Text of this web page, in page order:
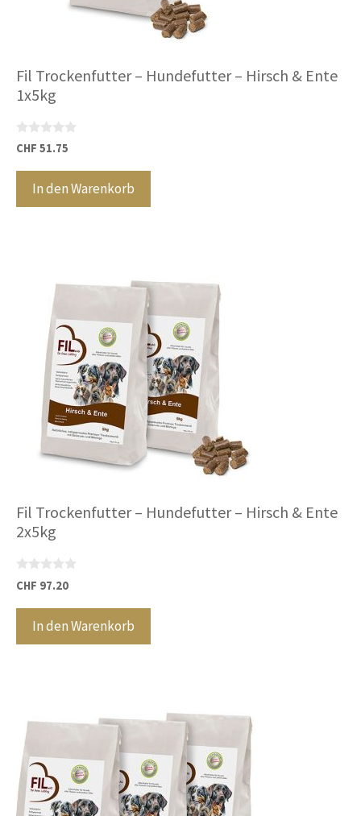
Fil Trockenfutter – Hundefutter – Hirsch & Ente
1x5kg
0
v
CHF 51.75
In den Warenkorb
Fil Trockenfutter – Hundefutter – Hirsch & Ente
2x5kg
0
v
CHF 97.20
In den Warenkorb